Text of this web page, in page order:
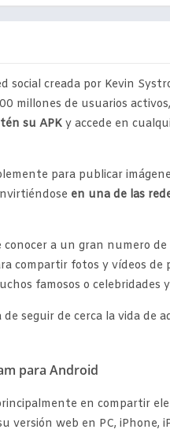
social creada por Kevin
millones de usuarios
su APK y accede en
para publicar
en una de las
conocer a un gran numero
compartir fotos y vídeos de
famosos o celebridades
seguir de cerca la vida de
para Android
en compartir
versión web en PC, iPhone,